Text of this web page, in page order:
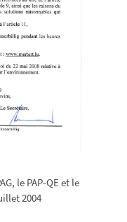
le PAP-QE et le
2004